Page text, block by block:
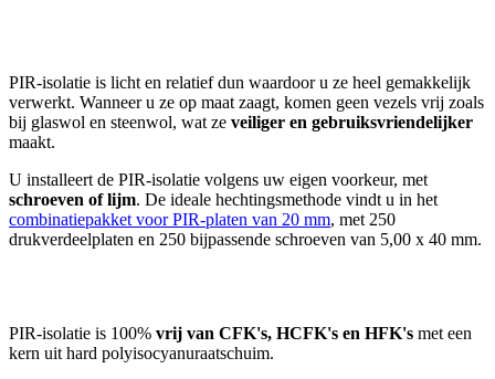
PIR-isolatie is licht en relatief dun waardoor u ze heel gemakkelijk
verwerkt. Wanneer u ze op maat zaagt, komen geen vezels vrij zoals
bij glaswol en steenwol, wat ze veiliger en gebruiksvriendelijker
maakt.
U installeert de PIR-isolatie volgens uw eigen voorkeur, met
schroeven of lijm. De ideale hechtingsmethode vindt u in het
combinatiepakket voor PIR-platen van 20 mm, met 250
drukverdeelplaten en 250 bijpassende schroeven van 5,00 x 40 mm.
PIR-isolatie is 100% vrij van CFK's, HCFK's en HFK's met een
kern uit hard polyisocyanuraatschuim.